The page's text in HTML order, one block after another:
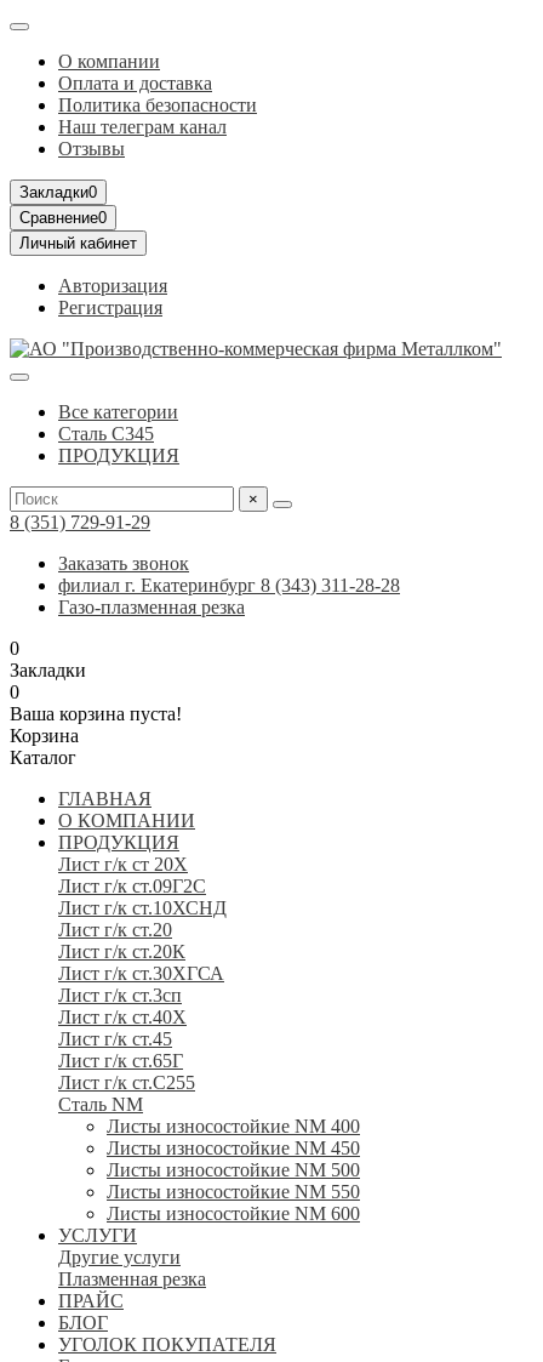
О компании
Оплата и доставка
Политика безопасности
Наш телеграм канал
Отзывы
Закладки0
Сравнение0
Личный кабинет
Авторизация
Регистрация
Все категории
Сталь С345
ПРОДУКЦИЯ
×
8 (351) 729-91-29
Заказать звонок
филиал г. Екатеринбург 8 (343) 311-28-28
Газо-плазменная резка
0
Закладки
0
Ваша корзина пуста!
Корзина
Каталог
ГЛАВНАЯ
О КОМПАНИИ
ПРОДУКЦИЯ
Лист г/к ст 20Х
Лист г/к ст.09Г2С
Лист г/к ст.10ХСНД
Лист г/к ст.20
Лист г/к ст.20К
Лист г/к ст.30ХГСА
Лист г/к ст.3сп
Лист г/к ст.40Х
Лист г/к ст.45
Лист г/к ст.65Г
Лист г/к ст.С255
Сталь NM
Листы износостойкие NM 400
Листы износостойкие NM 450
Листы износостойкие NM 500
Листы износостойкие NM 550
Листы износостойкие NM 600
УСЛУГИ
Другие услуги
Плазменная резка
ПРАЙС
БЛОГ
УГОЛОК ПОКУПАТЕЛЯ